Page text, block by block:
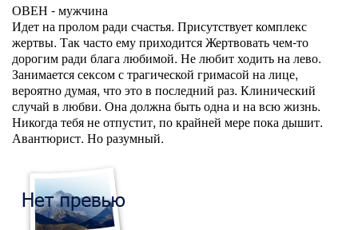
ОВЕН - мужчина
Идет на пролом ради счастья. Присутствует комплекс
жертвы. Так часто ему приходится Жертвовать чем-то
дорогим ради блага любимой. Не любит ходить на лево.
Занимается сексом с трагической гримасой на лице,
вероятно думая, что это в последний раз. Клинический
случай в любви. Она должна быть одна и на всю жизнь.
Никогда тебя не отпустит, по крайней мере пока дышит.
Авантюрист. Но разумный.